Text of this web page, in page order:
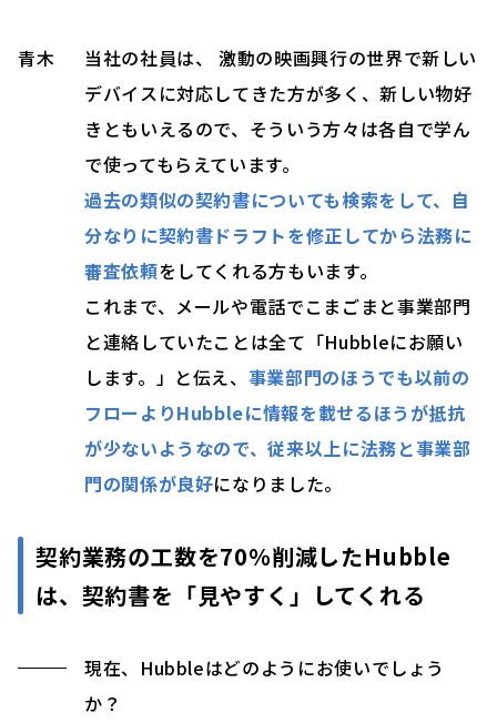
青木
当社の社員は、 激動の映画興行の世界で新しい
デバイスに対応してきた方が多く、新しい物好
きともいえるので、そういう方々は各自で学ん
で使ってもらえています。
過去の類似の契約書についても検索をして、自
分なりに契約書ドラフトを修正してから法務に
審査依頼をしてくれる方もいます。
これまで、メールや電話でこまごまと事業部門
と連絡していたことは全て「Hubbleにお願い
します。」と伝え、 事業部門のほうでも以前の
フローよりHubbleに情報を載せるほうが抵抗
が少ないようなので、従来以上に法務と事業部
門の関係が良好になりました。
契約業務の工数を70％削減したHubble
は、契約書を「見やすく」してくれる
現在、Hubbleはどのようにお使いでしょう
か？